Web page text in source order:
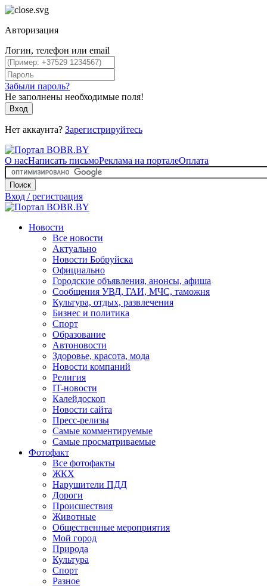
Авторизация
Логин, телефон или email
Забыли пароль?
Не заполнены необходимые поля!
Вход
Нет аккаунта? Зарегистрируйтесь
О насНаписать письмоРеклама на порталеОплата
Поиск
Вход / регистрация
Новости
Все новости
Актуально
Новости Бобруйска
Официально
Городские объявления, анонсы, афиша
Сообщения УВД, ГАИ, МЧС, таможня
Культура, отдых, развлечения
Бизнес и политика
Спорт
Образование
Автоновости
Здоровье, красота, мода
Новости компаний
Религия
IT-новости
Калейдоскоп
Новости сайта
Пресс-релизы
Самые комментируемые
Самые просматриваемые
Фотофакт
Все фотофакты
ЖКХ
Нарушители ПДД
Дороги
Происшествия
Животные
Общественные мероприятия
Мой город
Природа
Культура
Спорт
Разное